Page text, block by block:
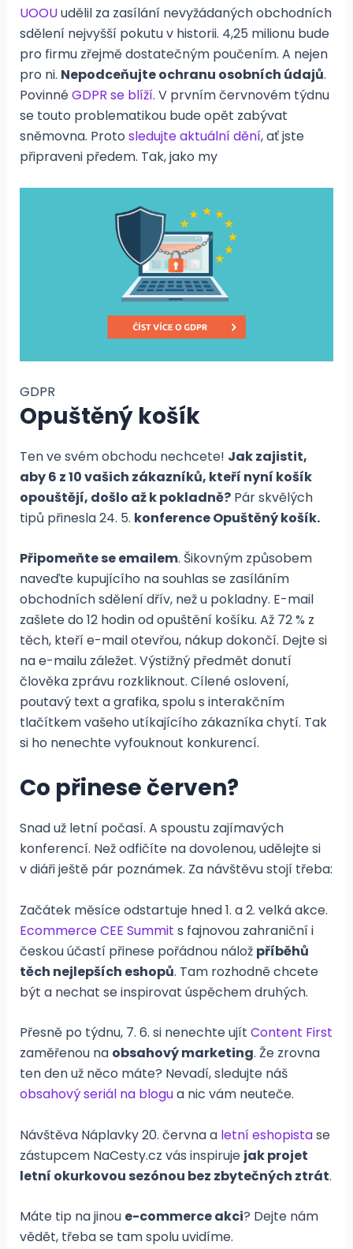
UOOUudělil za zasílání nevyžádaných obchodních
sdělení nejvyšší pokutu v historii. 4,25 milionu bude
pro firmu zřejmě dostatečným poučením. A nejen
pro ni. Nepodceňujte ochranu osobních údajů.
PovinnéGDPR se blíží. V prvním červnovém týdnu
se touto problematikou bude opět zabývat
sněmovna. Proto sledujte aktuální dění, ať jste
připraveni předem. Tak, jako my
GDPR
Opuštěný košík
Ten ve svém obchodu nechcete! Jak zajistit,
aby 6 z 10 vašich zákazníků, kteří nyní košík
opouštějí, došlo až k pokladně?Pár skvělých
tipů přinesla 24. 5. konference Opuštěný košík.
Připomeňte se emailem. Šikovným způsobem
naveďte kupujícího na souhlas se zasíláním
obchodních sdělení dřív, než u pokladny. E-mail
zašlete do 12 hodin od opuštění košíku. Až 72 % z
těch, kteří e-mail otevřou, nákup dokončí. Dejte si
na e-mailu záležet. Výstižný předmět donutí
člověka zprávu rozkliknout. Cílené oslovení,
poutavý text a grafika, spolu s interakčním
tlačítkem vašeho utíkajícího zákazníka chytí. Tak
si ho nenechte vyfouknout konkurencí.
Co přinese červen?
Snad už letní počasí. A spoustu zajímavých
konferencí. Než odfičíte na dovolenou, udělejte si
v diáři ještě pár poznámek. Za návštěvu stojí třeba:
Začátek měsíce odstartuje hned 1. a 2. velká akce.
Ecommerce CEE Summit s fajnovou zahraniční i
českou účastí přinese pořádnou nálož příběhů
těch nejlepších eshopů. Tam rozhodně chcete
být a nechat se inspirovat úspěchem druhých.
Přesně po týdnu, 7. 6. si nenechte ujít Content First
zaměřenou na obsahový marketing. Že zrovna
ten den už něco máte? Nevadí, sledujte náš
obsahový seriál na blogua nic vám neuteče.
Návštěva Náplavky 20. června a letní eshopistase
zástupcem NaCesty.cz vás inspiruje jak projet
letní okurkovou sezónou bez zbytečných ztrát.
Máte tip na jinou e-commerce akci? Dejte nám
vědět, třeba se tam spolu uvidíme.